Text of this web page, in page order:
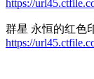
https://
群星 永恒的红色
https://